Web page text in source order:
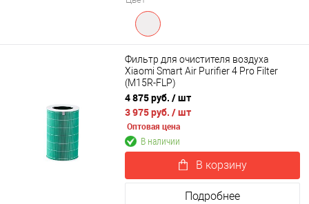
Фильтр для очистителя воздуха
Xiaomi Smart Air Purifier 4 Pro Filter
(M15R-FLP)
4 875 руб. / шт
3 975 руб. / шт
Оптовая цена
В наличии
В корзину
Подробнее